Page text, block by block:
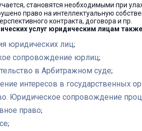
становятся необходимыми при
право на интеллектуальную
контракта, договора и пр.
услуг юридическим лицам
юридических лиц;
сопровождение юрлиц;
в Арбитражном суде;
интересов в государственных
Юридическое сопровождение
право;
;